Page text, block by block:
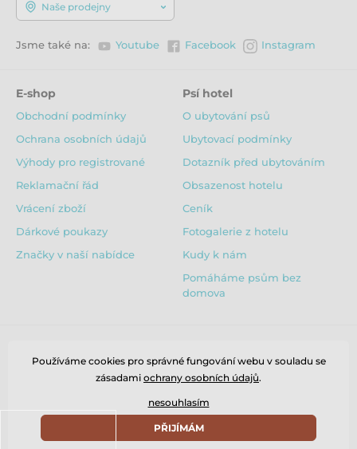
Naše prodejny
Jsme také na: Youtube Facebook Instagram
E-shop
Obchodní podmínky
Ochrana osobních údajů
Výhody pro registrované
Reklamační řád
Vrácení zboží
Dárkové poukazy
Značky v naší nabídce
Psí hotel
O ubytování psů
Ubytovací podmínky
Dotazník před ubytováním
Obsazenost hotelu
Ceník
Fotogalerie z hotelu
Kudy k nám
Pomáháme psům bez
domova
© 2026 www.puppydaycare.cz ⦁ E-shop vytvořila
Používáme cookies pro správné fungování webu v souladu se
zásadami ochrany osobních údajů.
nesouhlasím
PŘIJÍMÁM